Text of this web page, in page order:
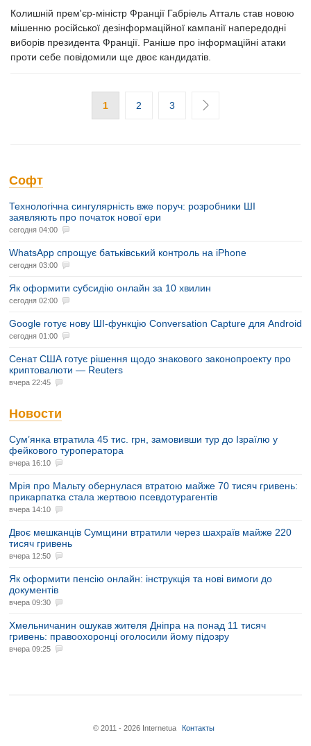
Колишній прем'єр-міністр Франції Габріель Атталь став новою
мішенню російської дезінформаційної кампанії напередодні
виборів президента Франції. Раніше про інформаційні атаки
проти себе повідомили ще двоє кандидатів.
1 2 3
Софт
Технологічна сингулярність вже поруч: розробники ШІ
заявляють про початок нової ери
сегодня 04:00
WhatsApp спрощує батьківський контроль на iPhone
сегодня 03:00
Як оформити субсидію онлайн за 10 хвилин
сегодня 02:00
Google готує нову ШІ-функцію Conversation Capture для Android
сегодня 01:00
Сенат США готує рішення щодо знакового законопроекту про
криптовалюти — Reuters
вчера 22:45
Новости
Сум’янка втратила 45 тис. грн, замовивши тур до Ізраїлю у
фейкового туроператора
вчера 16:10
Мрія про Мальту обернулася втратою майже 70 тисяч гривень:
прикарпатка стала жертвою псевдотурагентів
вчера 14:10
Двоє мешканців Сумщини втратили через шахраїв майже 220
тисяч гривень
вчера 12:50
Як оформити пенсію онлайн: інструкція та нові вимоги до
документів
вчера 09:30
Хмельничанин ошукав жителя Дніпра на понад 11 тисяч
гривень: правоохоронці оголосили йому підозру
вчера 09:25
© 2011 - 2026 Internetua Контакты